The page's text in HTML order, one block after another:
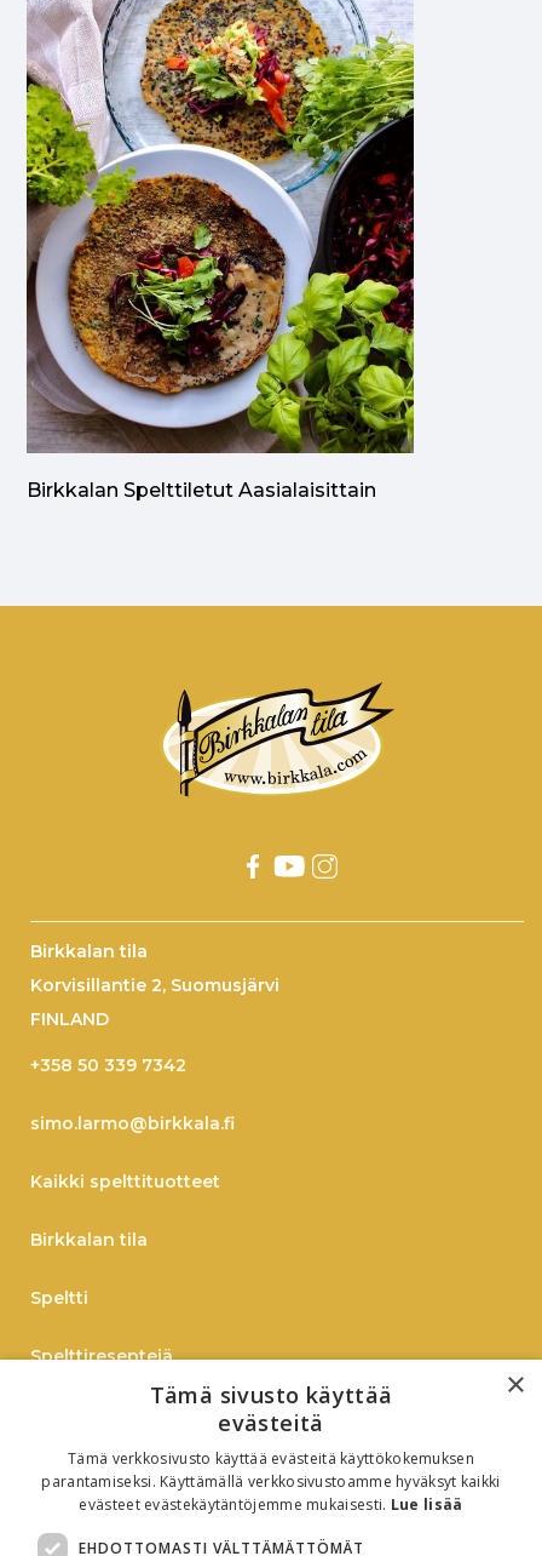
Birkkalan Spelttiletut Aasialaisittain
Birkkalan tila
Korvisillantie 2, Suomusjärvi
FINLAND
+358 50 339 7342
simo.larmo@birkkala.fi
Kaikki spelttituotteet
Birkkalan tila
Speltti
Spelttireseptejä
Verkkokauppaan
B2B
×
Tämä sivusto käyttää
evästeitä
Tämä verkkosivusto käyttää evästeitä käyttökokemuksen
parantamiseksi. Käyttämällä verkkosivustoamme hyväksyt kaikki
evästeet evästekäytäntöjemme mukaisesti. Lue lisää
EHDOTTOMASTI VÄLTTÄMÄTTÖMÄT